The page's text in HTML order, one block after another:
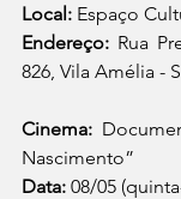
Local: Espaço
Endereço: Rua
826, Vila Amélia -
Cinema:
Nascimento”
Data: 08/05